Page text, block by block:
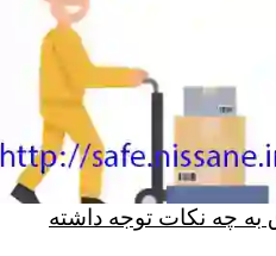
چه نکات توجه داشته